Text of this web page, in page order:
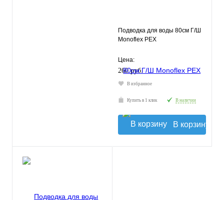
Подводка для воды 80см Г/Ш
Monoflex РЕХ
Цена:
260 руб.
В избранное
Купить в 1 клик В наличии
В корзину